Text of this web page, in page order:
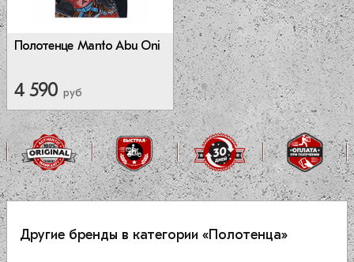
Полотенце Manto Abu Oni
4 590 руб
Другие бренды в категории «Полотенца»